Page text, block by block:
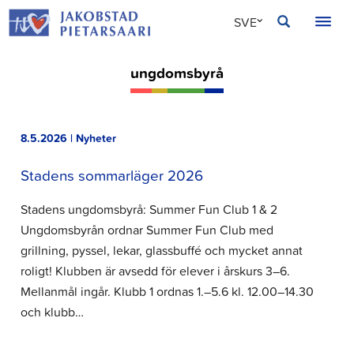
Hoppa
till
SVE
ungdomsbyrå
8.5.2026 | Nyheter
Stadens sommarläger 2026
Stadens ungdomsbyrå: Summer Fun Club 1 & 2
Ungdomsbyrån ordnar Summer Fun Club med
grillning, pyssel, lekar, glassbuffé och mycket annat
roligt! Klubben är avsedd för elever i årskurs 3–6.
Mellanmål ingår. Klubb 1 ordnas 1.–5.6 kl. 12.00–14.30
och klubb…